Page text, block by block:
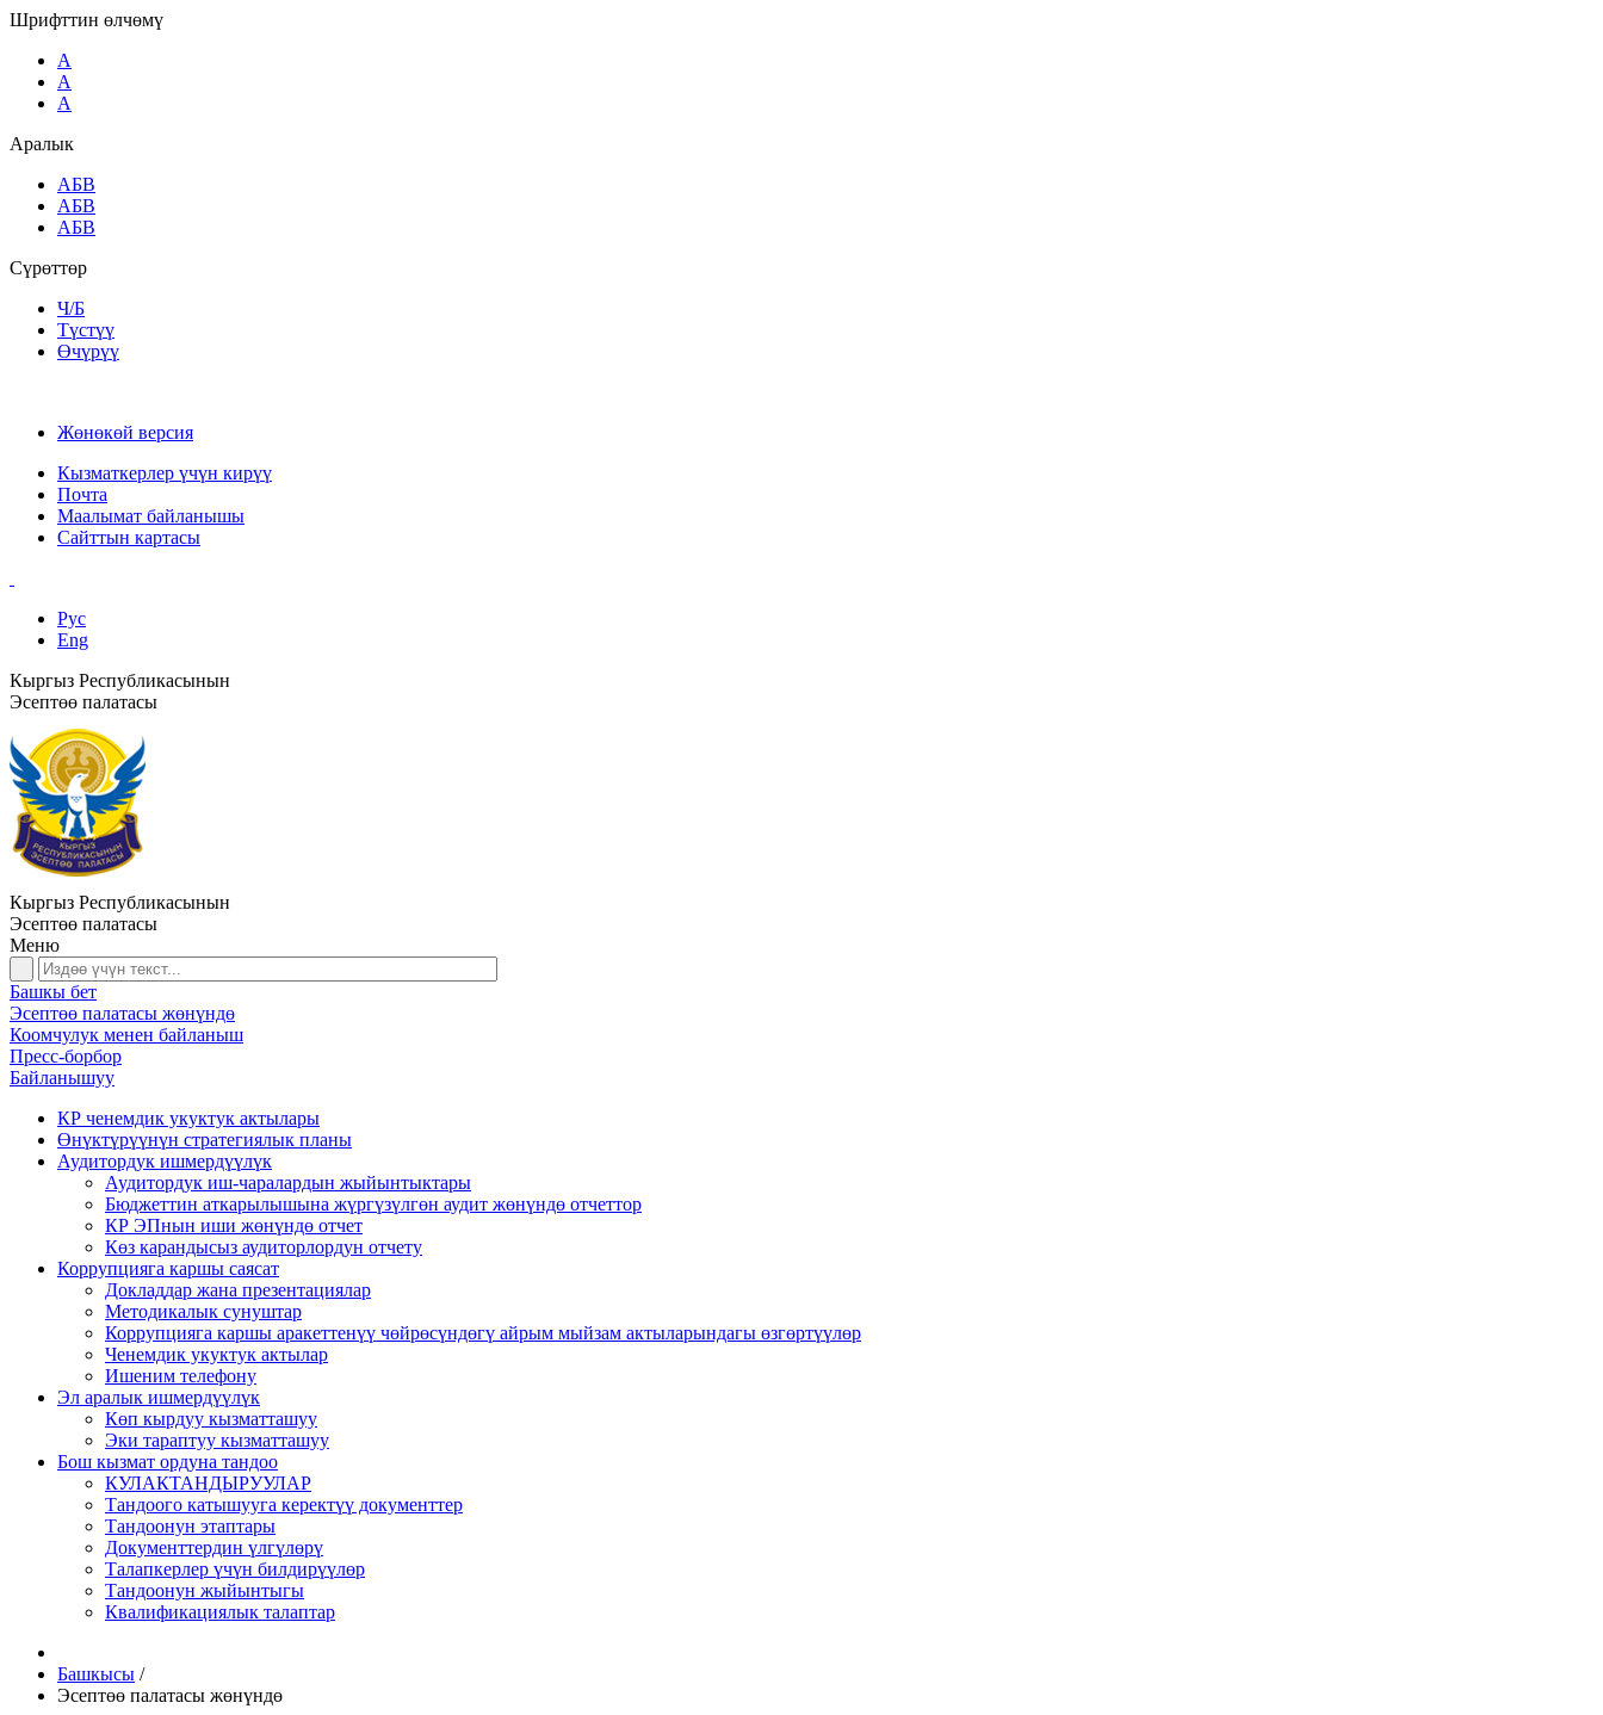
Шрифттин өлчөмү
A
A
A
Аралык
AБВ
AБВ
AБВ
Сүрөттөр
Ч/Б
Түстүү
Өчүрүү
Жөнөкөй версия
Кызматкерлер үчүн кирүү
Почта
Маалымат байланышы
Сайттын картасы
Рус
Eng
Кыргыз Республикасынын
Эсептөө палатасы
Кыргыз Республикасынын
Эсептөө палатасы
Меню
Башкы бет
Эсептөө палатасы жөнүндө
Коомчулук менен байланыш
Пресс-борбор
Байланышуу
КР ченемдик укуктук актылары
Өнүктүрүүнүн стратегиялык планы
Аудитордук ишмердүүлүк
Аудитордук иш-чаралардын жыйынтыктары
Бюджеттин аткарылышына жүргүзүлгөн аудит жөнүндө отчеттор
КР ЭПнын иши жөнүндө отчет
Көз карандысыз аудиторлордун отчету
Коррупцияга каршы саясат
Докладдар жана презентациялар
Методикалык сунуштар
Коррупцияга каршы аракеттенүү чөйрөсүндөгү айрым мыйзам актыларындагы өзгөртүүлөр
Ченемдик укуктук актылар
Ишеним телефону
Эл аралык ишмердүүлүк
Көп кырдуу кызматташуу
Эки тараптуу кызматташуу
Бош кызмат ордуна тандоо
КУЛАКТАНДЫРУУЛАР
Тандоого катышууга керектүү документтер
Тандоонун этаптары
Документтердин үлгүлөрү
Талапкерлер үчүн билдирүүлөр
Тандоонун жыйынтыгы
Квалификациялык талаптар
Башкысы /
Эсептөө палатасы жөнүндө